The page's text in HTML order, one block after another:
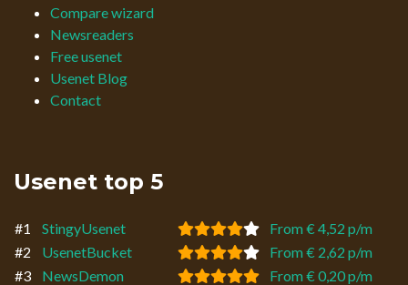
Compare wizard
Newsreaders
Free usenet
Usenet Blog
Contact
Usenet top 5
#1 StingyUsenet
From € 4,52 p/m
#2
UsenetBucket
From € 2,62 p/m
#3
NewsDemon
From € 0,20 p/m